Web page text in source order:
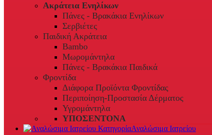
Ακράτεια Ενηλίκων
Πάνες - Βρακάκια Ενηλίκων
Σερβιέτες
Παιδική Ακράτεια
Bambo
Μωρομάντηλα
Πάνες - Βρακάκια Παιδικά
Φροντίδα
Διάφορα Προϊόντα Φροντίδας
Περιποίηση-Προστασία Δέρματος
Υγρομάντηλα
ΥΠΟΣΕΝΤΟΝΑ
Αναλώσιμα Ιατρείου